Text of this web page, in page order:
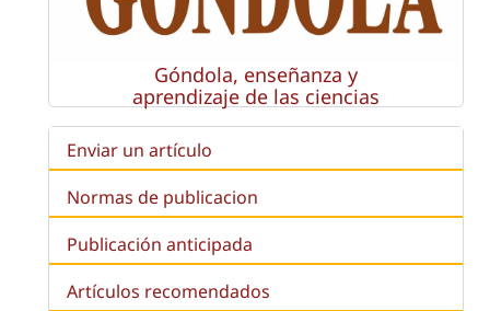
Góndola, enseñanza y
aprendizaje de las ciencias
Enviar un artículo
Normas de publicacion
Publicación anticipada
Artículos recomendados